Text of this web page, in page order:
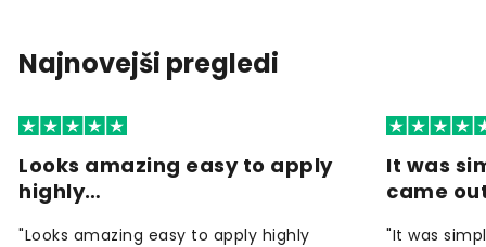
Najnovejši pregledi
Looks amazing easy to apply
highly…
"Looks amazing easy to apply highly
It was
came
"It was